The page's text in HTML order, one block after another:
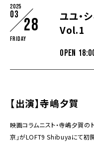
2025
03
28
Friday
ユユ・
Vol.1
OPEN
【出演】寺嶋夕賀
映画コラムニスト・寺嶋夕賀の
京」がLOFT9 Shibuyaにて初